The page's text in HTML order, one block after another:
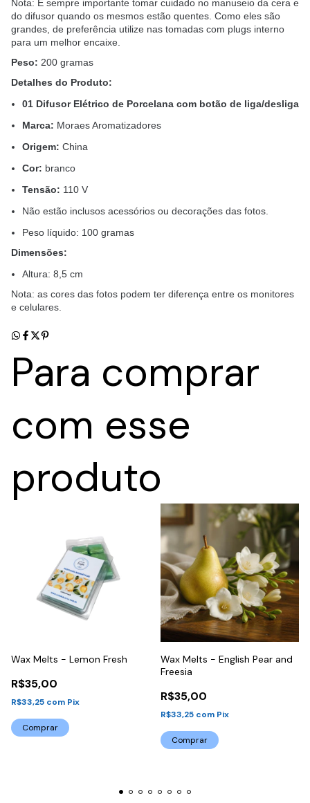
Nota: É sempre importante tomar cuidado no manuseio da cera e
do difusor quando os mesmos estão quentes. Como eles são
grandes, de preferência utilize nas tomadas com plugs interno
para um melhor encaixe.
Peso: 200 gramas
Detalhes do Produto:
01 Difusor Elétrico de Porcelana com botão de liga/desliga
Marca: Moraes Aromatizadores
Origem: China
Cor: branco
Tensão: 110 V
Não estão inclusos acessórios ou decorações das fotos.
Peso líquido: 100 gramas
Dimensões:
Altura: 8,5 cm
Nota: as cores das fotos podem ter diferença entre os monitores
e celulares.
Para comprar
com esse
produto
Wax Melts - Lemon Fresh
R$35,00
R$33,25 com Pix
Comprar
Wax Melts - English Pear and
Freesia
R$35,00
R$33,25 com Pix
Comprar